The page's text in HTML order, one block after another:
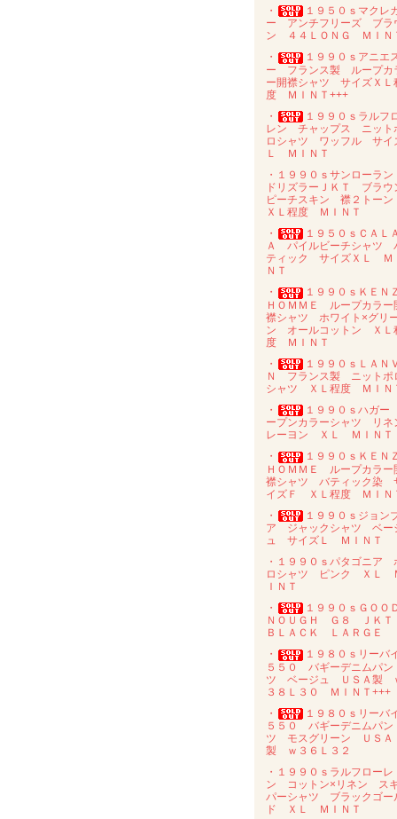
・
１９５０ｓマクレ
ー アンチフリーズ ブラ
ン ４４ＬＯＮＧ ＭＩＮ
・
１９９０ｓアニエ
ー フランス製 ループカ
ー開襟シャツ サイズＸＬ
度 ＭＩＮＴ+++
・
１９９０ｓラルフ
レン チャップス ニット
ロシャツ ワッフル サイ
Ｌ ＭＩＮＴ
・１９９０ｓサンローラン
ドリズラーＪＫＴ ブラウ
ピーチスキン 襟２トーン
ＸＬ程度 ＭＩＮＴ
・
１９５０ｓＣＡＬ
Ａ パイルビーチシャツ
ティック サイズＸＬ Ｍ
ＮＴ
・
１９９０ｓＫＥＮ
ＨＯＭＭＥ ループカラー
襟シャツ ホワイト×グリ
ン オールコットン ＸＬ
度 ＭＩＮＴ
・
１９９０ｓＬＡＮ
Ｎ フランス製 ニットポ
シャツ ＸＬ程度 ＭＩＮ
・
１９９０ｓハガ
ープンカラーシャツ リネ
レーヨン ＸＬ ＭＩＮＴ
・
１９９０ｓＫＥＮ
ＨＯＭＭＥ ループカラー
襟シャツ バティック染
イズＦ ＸＬ程度 ＭＩＮ
・
１９９０ｓジョン
ア ジャックシャツ ベー
ュ サイズＬ ＭＩＮＴ
・１９９０ｓパタゴニア
ロシャツ ピンク ＸＬ
ＩＮＴ
・
１９９０ｓＧＯＯ
ＮＯＵＧＨ Ｇ８ ＪＫＴ
ＢＬＡＣＫ ＬＡＲＧＥ
・
１９８０ｓリーバ
５５０ バギーデニムパン
ツ ベージュ ＵＳＡ製
３８Ｌ３０ ＭＩＮＴ+++
・
１９８０ｓリーバ
５５０ バギーデニムパン
ツ モスグリーン ＵＳＡ
製 ｗ３６Ｌ３２
・１９９０ｓラルフローレ
ン コットン×リネン ス
パーシャツ ブラックゴー
ド ＸＬ ＭＩＮＴ